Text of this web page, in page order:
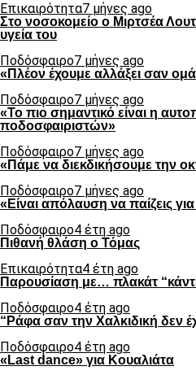
Επικαιρότητα7 μήνες ago
Στο νοσοκομείο ο Μιρτσέα
υγεία του
Ποδόσφαιρο7 μήνες ago
«Πλέον έχουμε αλλάξει σαν
Ποδόσφαιρο7 μήνες ago
«Το πιο σημαντικό είναι η
ποδοσφαιριστών»
Ποδόσφαιρο7 μήνες ago
«Πάμε να διεκδικήσουμε την
Ποδόσφαιρο7 μήνες ago
«Είναι απόλαυση να παίζεις
Ποδόσφαιρο4 έτη ago
Πιθανή θλάση ο Τόμας
Επικαιρότητα4 έτη ago
Παρουσίαση με… πλακάτ
Ποδόσφαιρο4 έτη ago
“Ράφα σαν την Χαλκιδική δεν
Ποδόσφαιρο4 έτη ago
«Last dance» για Κουαλιάτα